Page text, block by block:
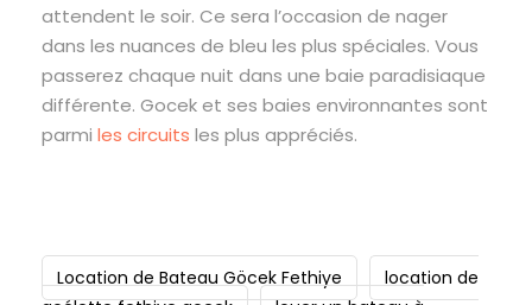
attendent le soir. Ce sera l’occasion de nager
dans les nuances de bleu les plus spéciales. Vous
passerez chaque nuit dans une baie paradisiaque
différente. Gocek et ses baies environnantes sont
parmi les circuits les plus appréciés.
Location de Bateau Göcek Fethiye
location de